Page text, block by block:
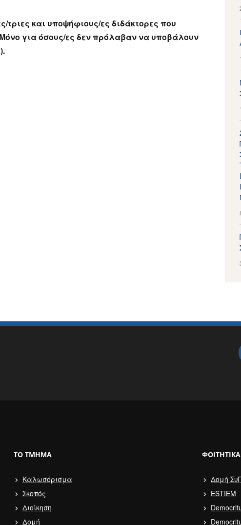
τριες και υποψήφιους/ες διδάκτορες που
για όσους/ες δεν πρόλαβαν να υποβάλουν
ΤΟ ΤΜΉΜΑ
Καλωσόρισμα
Σκοπός
Διοίκηση
Δομή
ΦΟΙΤΗΤΙΚΆ
Δομή
ESTIEM